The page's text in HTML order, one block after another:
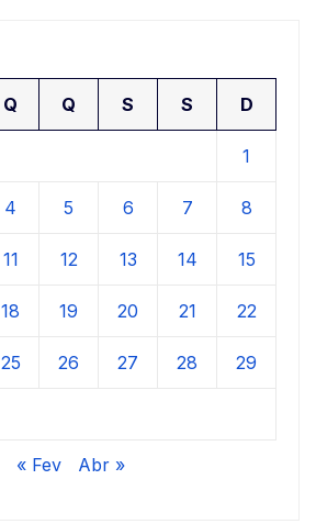
Q Q S S D
1
4 5 6 7 8
11 12 13 14 15
18 19 20 21 22
25 26 27 28 29
« Fev Abr »